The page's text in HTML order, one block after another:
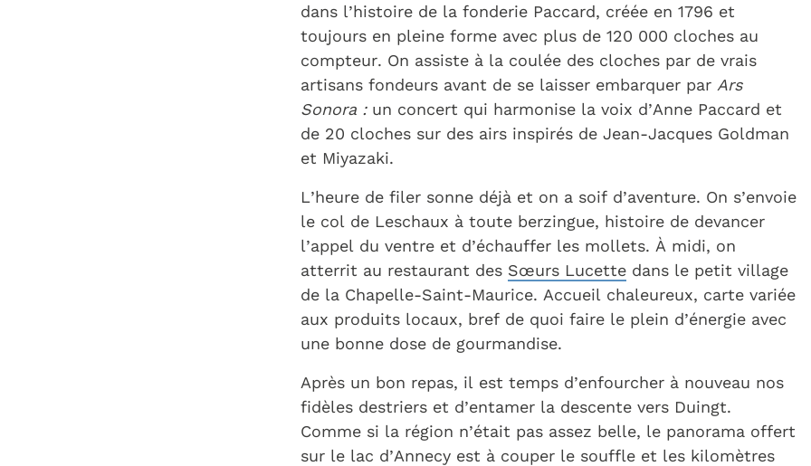
dans l’histoire de la fonderie Paccard, créée en 1796 et
toujours en pleine forme avec plus de 120 000 cloches au
compteur. On assiste à la coulée des cloches par de vrais
artisans fondeurs avant de se laisser embarquer par Ars
Sonora :un concert qui harmonise la voix d’Anne Paccard et
de 20 cloches sur des airs inspirés de Jean-Jacques Goldman
et Miyazaki.
L’heure de filer sonne déjà et on a soif d’aventure. On s’envoie
le col de Leschaux à toute berzingue, histoire de devancer
l’appel du ventre et d’échauffer les mollets. À midi, on
atterrit au restaurant des Sœurs Lucette dans le petit village
de la Chapelle-Saint-Maurice. Accueil chaleureux, carte variée
aux produits locaux, bref de quoi faire le plein d’énergie avec
une bonne dose de gourmandise.
Après un bon repas, il est temps d’enfourcher à nouveau nos
fidèles destriers et d’entamer la descente vers Duingt.
Comme si la région n’était pas assez belle, le panorama offert
sur le lac d’Annecy est à couper le souffle et les kilomètres